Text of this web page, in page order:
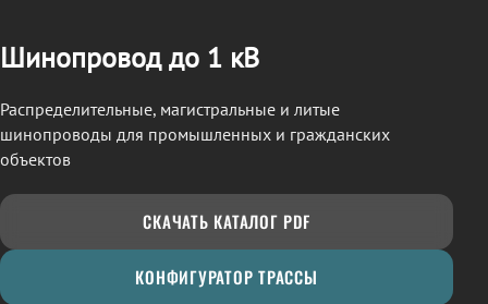
Шинопровод до 1 кВ
Распределительные, магистральные и литые
шинопроводы для промышленных и гражданских
объектов
СКАЧАТЬ КАТАЛОГ PDF
КОНФИГУРАТОР ТРАССЫ